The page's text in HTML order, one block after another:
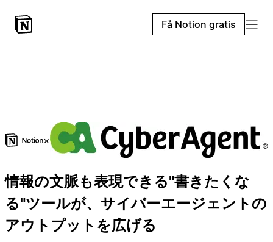
Få Notion gratis
×
情報の文脈も表現できる"書きたくな
る"ツールが、サイバーエージェントの
アウトプットを広げる